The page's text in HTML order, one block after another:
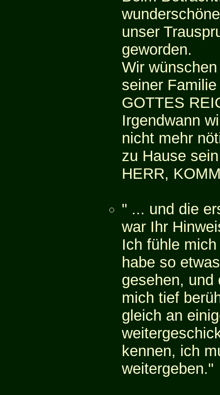
unser
geworden.
Wir
seiner Familie
GOTTES
Irgendwann
nicht mehr
zu Hause
HERR,
" ... und die
war Ihr
Ich fühle
habe so
gesehen, und
mich tief
gleich an
kennen, ich
weitergeben."